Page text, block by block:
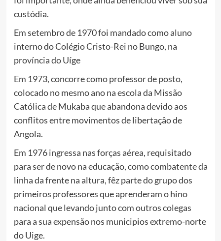
custódia.
Em setembro de 1970 foi mandado como aluno
interno do Colégio Cristo-Rei no Bungo, na
província do Uíge
Em 1973, concorre como professor de posto,
colocado no mesmo ano na escola da Missão
Católica de Mukaba que abandona devido aos
conflitos entre movimentos de libertaçâo de
Angola.
Em 1976 ingressa nas forças aérea, requisitado
para ser de novo na educação, como combatente da
linha da frente na altura, fêz parte do grupo dos
primeiros professores que aprenderam o hino
nacional que levando junto com outros colegas
para a sua expensão nos municipios extremo-norte
do Uige.